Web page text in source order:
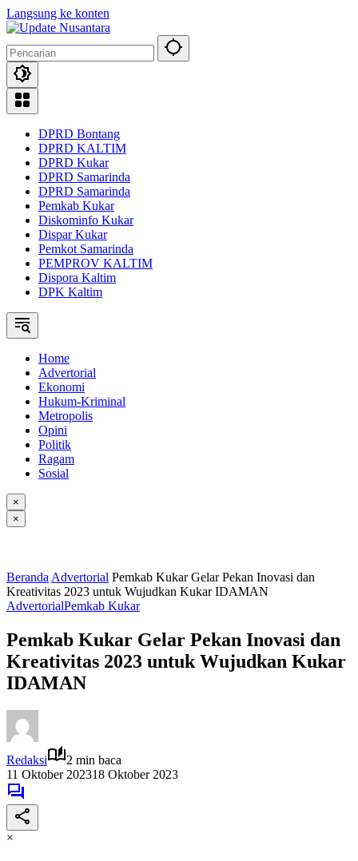
Langsung ke konten
DPRD Bontang
DPRD KALTIM
DPRD Kukar
DPRD Samarinda
DPRD Samarinda
Pemkab Kukar
Diskominfo Kukar
Dispar Kukar
Pemkot Samarinda
PEMPROV KALTIM
Dispora Kaltim
DPK Kaltim
Home
Advertorial
Ekonomi
Hukum-Kriminal
Metropolis
Opini
Politik
Ragam
Sosial
×
×
Beranda Advertorial Pemkab Kukar Gelar Pekan Inovasi dan
Kreativitas 2023 untuk Wujudkan Kukar IDAMAN
AdvertorialPemkab Kukar
Pemkab Kukar Gelar Pekan Inovasi dan
Kreativitas 2023 untuk Wujudkan Kukar
IDAMAN
Redaksi
2 min baca
11 Oktober 202318 Oktober 2023
×